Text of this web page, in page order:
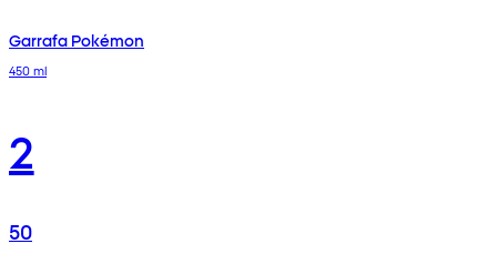
Garrafa Pokémon
450 ml
2
50